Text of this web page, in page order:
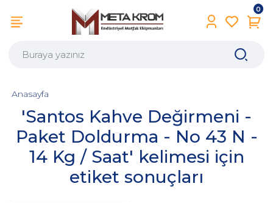
0
'Santos Kahve Değirmeni -
Paket Doldurma - No 43 N -
14 Kg / Saat' kelimesi için
etiket sonuçları
Anasayfa